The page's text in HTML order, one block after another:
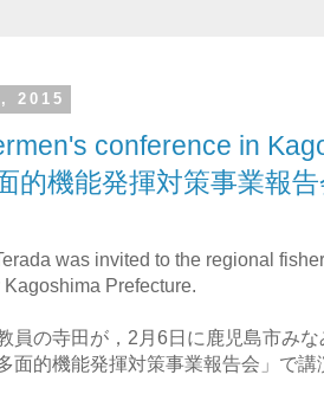
2015
conference in
的機能発揮対策事業報
was invited to the regional
Kagoshima Prefecture.
員の寺田が，2月6日に鹿児島市み
面的機能発揮対策事業報告会」で講